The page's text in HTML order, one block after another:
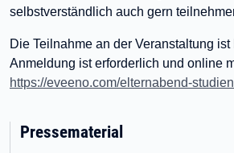
selbstverständlich auch gern
Die Teilnahme an der Veranstaltung
Anmeldung ist erforderlich und online
https://eveeno.com/elternabend-
Pressematerial